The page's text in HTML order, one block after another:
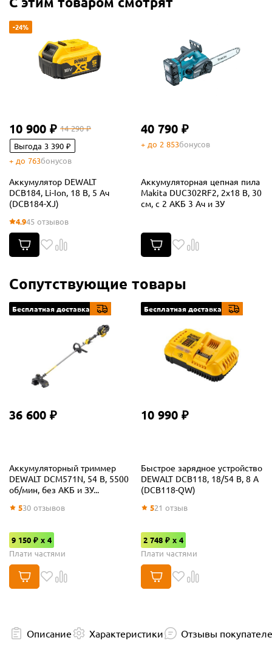
-24%
10 900 ₽ 14 290 ₽
Выгода 3 390 ₽
+ до 763бонусов
Аккумулятор DEWALT
DCB184, Li-Ion, 18 В, 5 Ач
(DCB184-XJ)
4.945 отзывов
40 790 ₽
+ до 2 853бонусов
Аккумуляторная цепная пила
Makita DUC302RF2, 2x18 В, 30
см, с 2 АКБ 3 Ач и ЗУ
Сопутствующие товары
Бесплатная доставка
36 600 ₽
Аккумуляторный триммер
DEWALT DCM571N, 54 В, 5500
об/мин, без АКБ и ЗУ...
530 отзывов
9 150 ₽ x 4
Плати частями
Бесплатная доставка
10 990 ₽
Быстрое зарядное устройство
DEWALT DCB118, 18/54 В, 8 А
(DCB118-QW)
521 отзыв
2 748 ₽ x 4
Плати частями
Описание Характеристики Отзывы